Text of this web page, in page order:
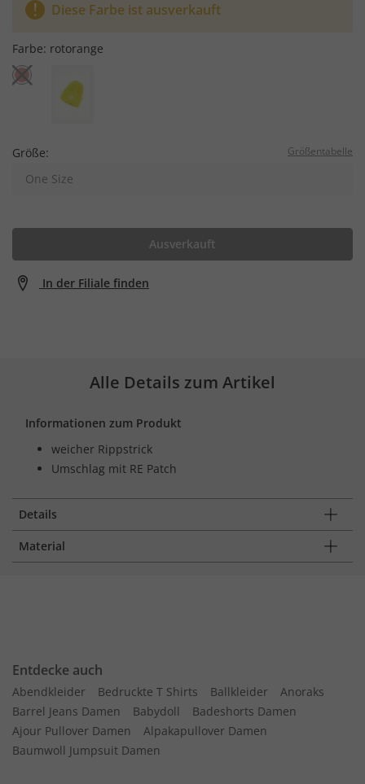
Diese Farbe ist ausverkauft
Farbe: rotorange
Größe: Größentabelle
One Size
Ausverkauft
In der Filiale finden
Alle Details zum Artikel
Informationen zum Produkt
weicher Rippstrick
Umschlag mit RE Patch
Details
Material
Entdecke auch
Abendkleider Bedruckte T Shirts Ballkleider
Anoraks
Barrel Jeans Damen
Babydoll
Badeshorts Damen
Ajour Pullover Damen
Alpakapullover Damen
Baumwoll Jumpsuit Damen